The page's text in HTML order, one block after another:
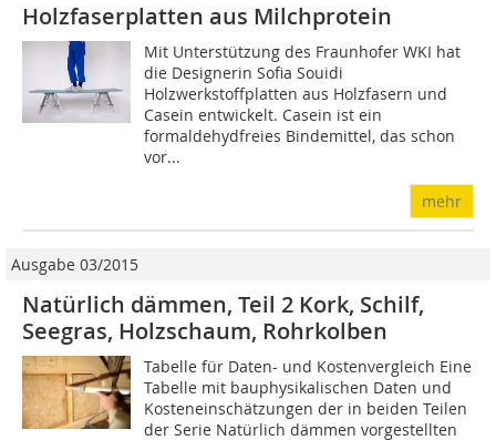
Holzfaserplatten aus Milchprotein
Mit Unterstützung des Fraunhofer WKI hat
die Designerin Sofia Souidi
Holzwerkstoffplatten aus Holzfasern und
Casein entwickelt. Casein ist ein
formaldehydfreies Bindemittel, das schon
vor...
mehr
Ausgabe 03/2015
Natürlich dämmen, Teil 2 Kork, Schilf,
Seegras, Holzschaum, Rohrkolben
Tabelle für Daten- und Kostenvergleich Eine
Tabelle mit bauphysikalischen Daten und
Kosteneinschätzungen der in beiden Teilen
der Serie Natürlich dämmen vorgestellten